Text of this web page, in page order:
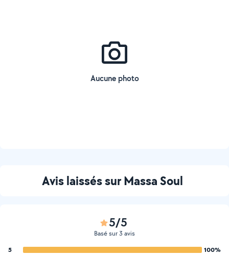
Aucune photo
Avis laissés sur Massa Soul
5/5
Basé sur 3 avis
5
100%